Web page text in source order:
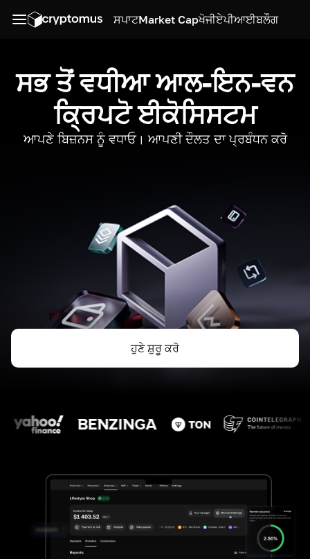
ਸਪਾਟMarket Capਖੋਜੀਏਪੀਆਈਬਲੌਗ
ਸਭ ਤੋਂ ਵਧੀਆ ਆਲ-ਇਨ-ਵਨ
ਕ੍ਰਿਪਟੋ ਈਕੋਸਿਸਟਮ
ਆਪਣੇ ਬਿਜ਼ਨਸ ਨੂੰ ਵਧਾਓ। ਆਪਣੀ ਦੌਲਤ ਦਾ ਪ੍ਰਬੰਧਨ ਕਰੋ
ਹੁਣੇ ਸ਼ੁਰੂ ਕਰੋ